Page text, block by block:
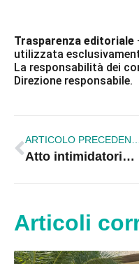
Trasparenza editoriale
utilizzata
La responsabilità dei
Direzione responsabile.
Atto intimidatorio al coordinatore Fdi/An Rapani. Allentano i bulloni della moto
Articoli